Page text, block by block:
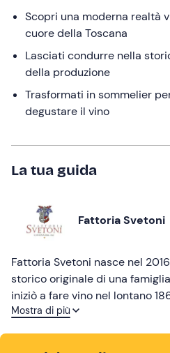
shortcuts
changing
dates.
Scopri una moderna realtà
cuore della Toscana
Lasciati condurre nella
della produzione
Trasformati in sommelier
degustare il vino
La tua guida
Fattoria Svetoni
Fattoria Svetoni nasce nel
storico originale di una
iniziò a fare vino nel lontano
150 anni che prosegue con la
Mostra di più